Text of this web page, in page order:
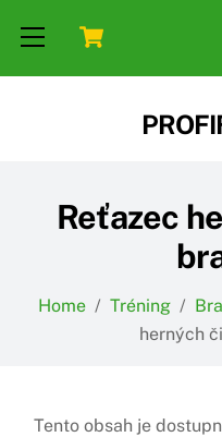
Menu
Reťazec
Home / Tréning /
herných
Tento obsah je